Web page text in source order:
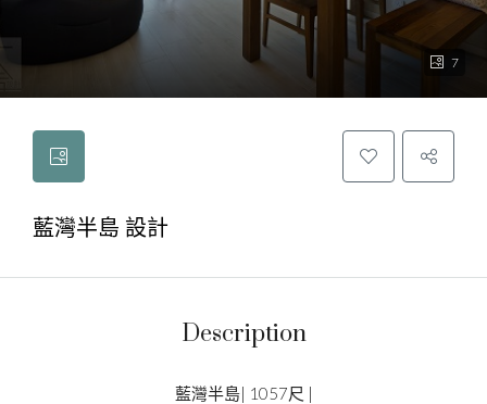
7
藍灣半島 設計
Description
藍灣半島| 1057尺 |